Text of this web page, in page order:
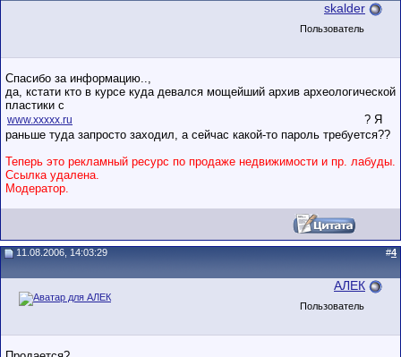
skalder
Пользователь
Спасибо за информацию..,
да, кстати кто в курсе куда девался мощейший архив археологической
пластики с
www.ххххх.ru
? Я
раньше туда запросто заходил, а сейчас какой-то пароль требуется??
Теперь это рекламный ресурс по продаже недвижимости и пр. лабуды.
Ссылка удалена.
Модератор.
11.08.2006, 14:03:29 #4
АЛЕК
Пользователь